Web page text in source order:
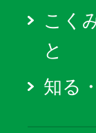
こく
と
知る